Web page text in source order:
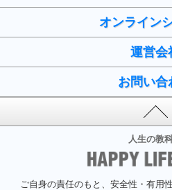
オンライン
運営会
お問い合
人生の教
ご自身の責任のもと、安全性・有用